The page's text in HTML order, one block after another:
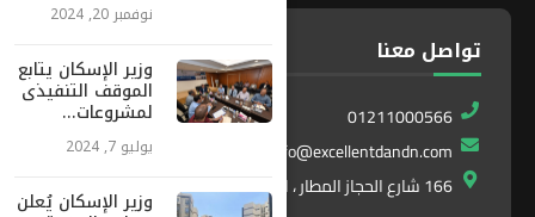
تواصل معنا
01211000566
info@excellentdandn.com
166 شارع الحجاز المطار ، النزهة ، القاهرة ، مصر
نوفمبر 20, 2024
وزير الإسكان يتابع
الموقف التنفيذى
لمشروعات...
يوليو 7, 2024
وزير الإسكان يُعلن